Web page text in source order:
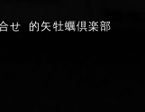
せ
的矢牡蠣倶楽部